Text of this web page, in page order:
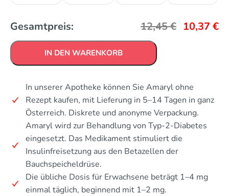
Gesamtpreis: 12,45€ 10,37 €
IN DEN WARENKORB
In unserer Apotheke können Sie Amaryl ohne
Rezept kaufen, mit Lieferung in 5–14 Tagen in ganz
Österreich. Diskrete und anonyme Verpackung.
Amaryl wird zur Behandlung von Typ-2-Diabetes
eingesetzt. Das Medikament stimuliert die
Insulinfreisetzung aus den Betazellen der
Bauchspeicheldrüse.
Die übliche Dosis für Erwachsene beträgt 1–4 mg
einmal täglich, beginnend mit 1–2 mg.